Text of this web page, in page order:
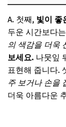
A. 첫째, 빛이 좋
두운 시간보다
의 색감을 더욱
보세요. 나뭇잎
표현해 줍니다.
주 보거나 손을
더욱 아름다운